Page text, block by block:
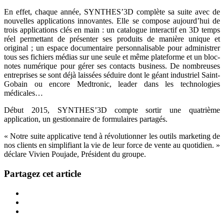
En effet, chaque année, SYNTHES’3D complète sa suite avec de
nouvelles applications innovantes. Elle se compose aujourd’hui de
trois applications clés en main : un catalogue interactif en 3D temps
réel permettant de présenter ses produits de manière unique et
original ; un espace documentaire personnalisable pour administrer
tous ses fichiers médias sur une seule et même plateforme et un bloc-
notes numérique pour gérer ses contacts business. De nombreuses
entreprises se sont déjà laissées séduire dont le géant industriel Saint-
Gobain ou encore Medtronic, leader dans les technologies
médicales…
Début 2015, SYNTHES’3D compte sortir une quatrième
application, un gestionnaire de formulaires partagés.
« Notre suite applicative tend à révolutionner les outils marketing de
nos clients en simplifiant la vie de leur force de vente au quotidien. »
déclare Vivien Poujade, Président du groupe.
Partagez cet article